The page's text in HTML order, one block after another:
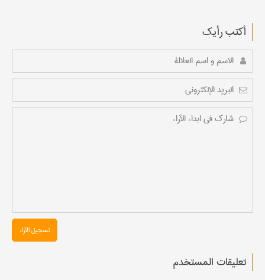
أکتب رأیك
تسجیل الآراء
تعليقات المستخدم